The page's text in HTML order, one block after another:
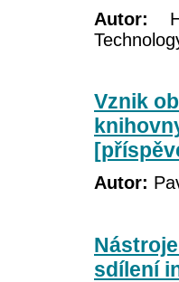
Autor:
Vznik
Autor:
sdílení